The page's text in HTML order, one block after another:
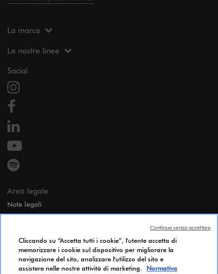
La marca
Le nostre linee
Social
Area legale
Note legali
Dati personali
Cookie Policy
Accessibilità
Indice di parità di genere
Cliccando su “Accetta tutti i cookie”, l'utente accetta di
memorizzare i cookie sul dispositivo per migliorare la
navigazione del sito, analizzare l'utilizzo del sito e
assistere nelle nostre attività di marketing.
Normativa
Continua senza accettare